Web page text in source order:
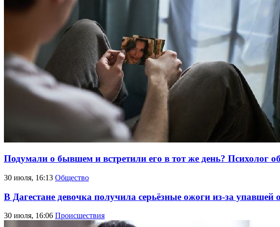
Подумали о бывшем и встретили его в тот же день? Психолог
30 июля, 16:13 Общество
В Дагестане девочка получила серьёзные ожоги из-за
30 июля, 16:06 Происшествия